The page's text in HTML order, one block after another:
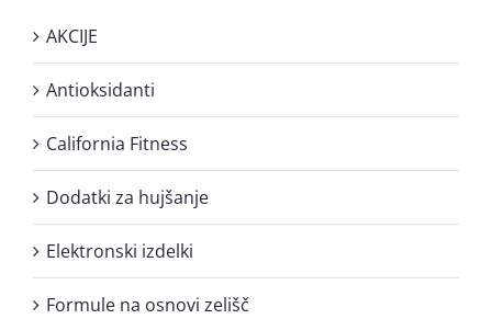
AKCIJE
Antioksidanti
California Fitness
Dodatki za hujšanje
Elektronski izdelki
Formule na osnovi zelišč